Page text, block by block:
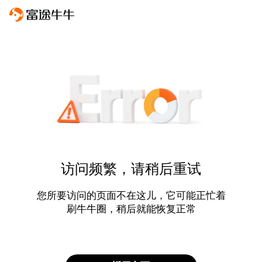
访问频繁，请稍后重试
您所要访问的页面不在这儿，它可能正忙着
刷牛牛圈，稍后就能恢复正常